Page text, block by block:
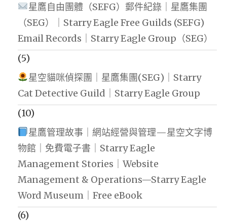
星鷹自由團體（SEFG）郵件紀錄｜星鷹集團
（SEG）｜Starry Eagle Free Guilds (SEFG)
Email Records｜Starry Eagle Group（SEG）
(5)
星空貓咪偵探團｜星鷹集團(SEG)｜Starry
Cat Detective Guild｜Starry Eagle Group
(10)
星鷹管理故事｜網站經營與管理—星空文字博
物館｜免費電子書｜Starry Eagle
Management Stories｜Website
Management & Operations—Starry Eagle
Word Museum｜Free eBook
(6)